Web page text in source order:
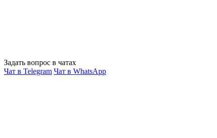
Задать вопрос в чатах
Чат в Telegram Чат в WhatsApp